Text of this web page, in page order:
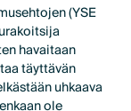
(YSE
havaitaan
täyttävän
uhkaava
ole